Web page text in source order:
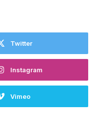
Twitter
Instagram
Vimeo